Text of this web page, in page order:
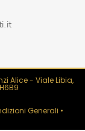
Alice - Viale Libia,
Generali •